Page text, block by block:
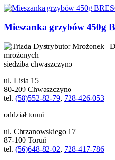
Mieszanka grzybów 450g
siedziba chwaszczyno
ul. Lisia 15
80-209 Chwaszczyno
tel. (58)552-82-79, 728-426-053
oddział toruń
ul. Chrzanowskiego 17
87-100 Toruń
tel. (56)648-82-02, 728-417-786